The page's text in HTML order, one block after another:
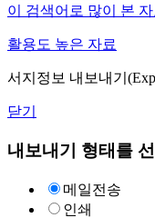
이 검색어로 많이 본
활용도 높은 자료
서지정보 내보내기
닫기
내보내기 형태를
메일전송
인쇄